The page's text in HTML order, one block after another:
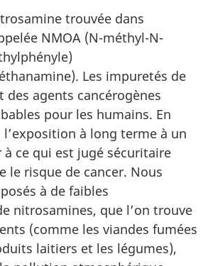
trouvée dans
NMOA (N-méthyl-N-
Les impuretés de
agents cancérogènes
pour les humains. En
l’exposition à long terme à un
à ce qui est jugé sécuritaire
le risque de cancer. Nous
à de faibles
nitrosamines, que l’on trouve
(comme les viandes fumées
laitiers et les légumes),